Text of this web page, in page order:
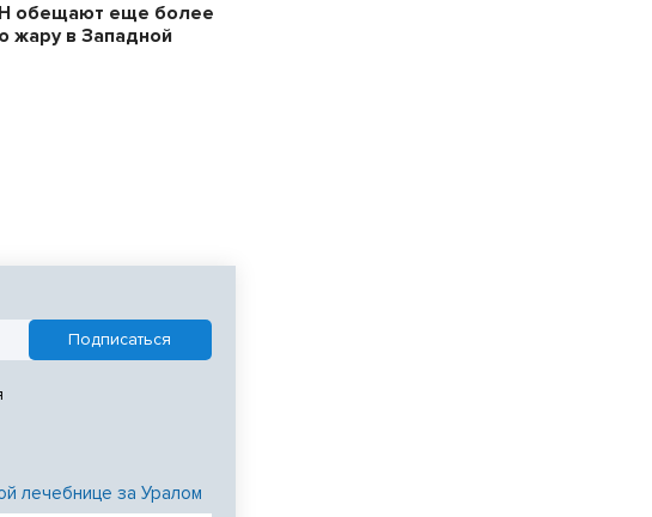
обещают еще более
жару в Западной
лечебнице за Уралом